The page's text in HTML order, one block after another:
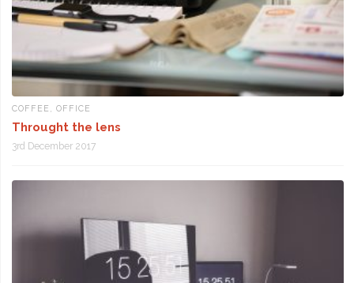
COFFEE , OFFICE
Throught the lens
3rd December 2017